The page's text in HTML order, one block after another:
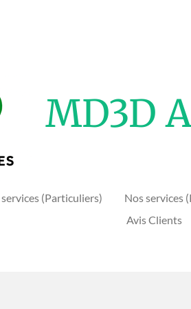
MD3D
(Particuliers) Nos services
Avis Clients